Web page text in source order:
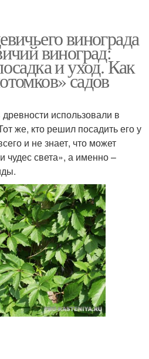
винограда
виноград:
и уход. Как
садов
использовали в
же, кто решил посадить его у
и не знает, что может
чудес света», а именно –